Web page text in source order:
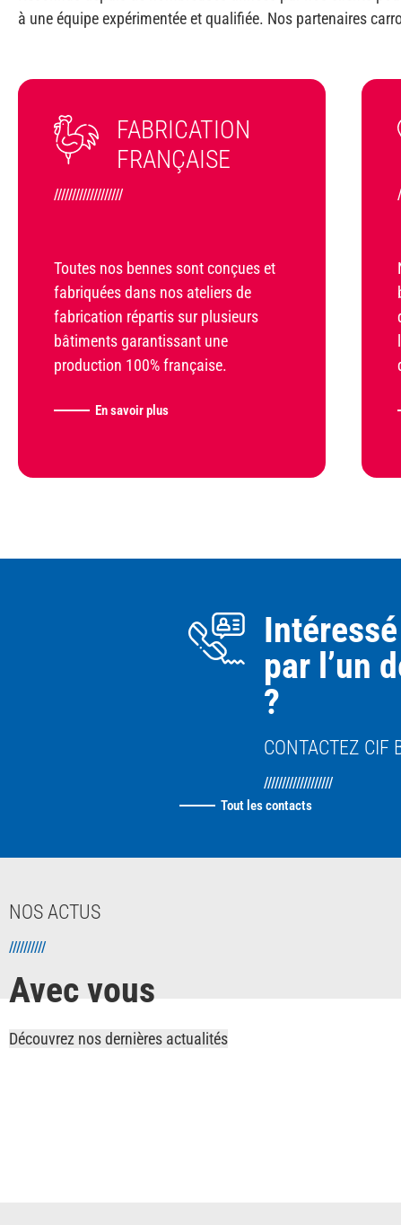
à une équipe expérimentée et qualifiée. Nos partenaires
FABRICATION
FRANÇAISE
///////////////////
Toutes nos bennes sont conçues et
fabriquées dans nos ateliers de
fabrication répartis sur plusieurs
bâtiments garantissant une
production 100% française.
En savoir plus
Intéressé
par l’un
?
CONTACTEZ CIF
///////////////////
Tout les contacts
NOS ACTUS
//////////
Avec vous
Découvrez nos dernières actualités